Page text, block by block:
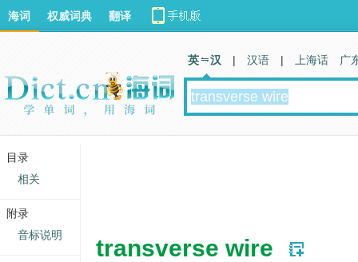
transverse wire
海词 权威词典 翻译
英 汉 | 汉语 | 上海话 广
目录
相关
附录
音标说明